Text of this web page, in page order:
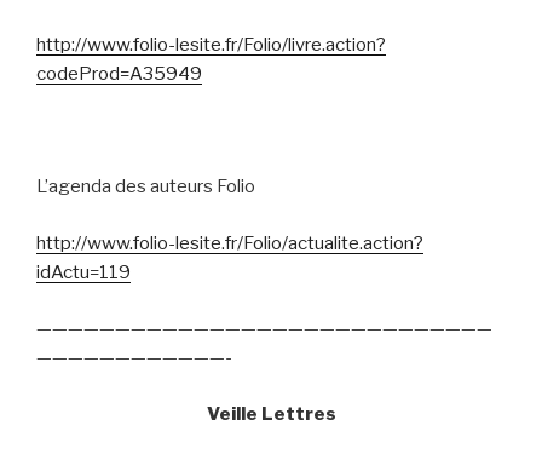
http://www.folio-lesite.fr/Folio/livre.action?
codeProd=A35949
L’agenda des auteurs Folio
http://www.folio-lesite.fr/Folio/actualite.action?
idActu=119
—————————————————————————————
————————————-
Veille Lettres